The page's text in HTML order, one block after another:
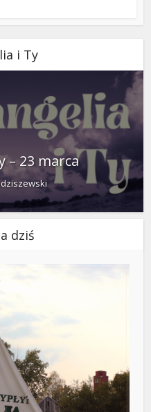
i Ty
– 23 marca
dziś